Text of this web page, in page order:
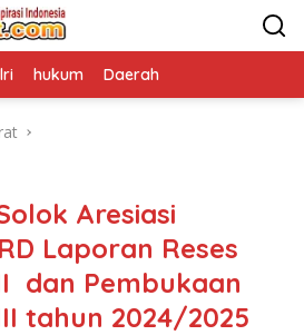
hukum Daerah
Aresiasi
Laporan Reses
dan Pembukaan
tahun 2024/2025